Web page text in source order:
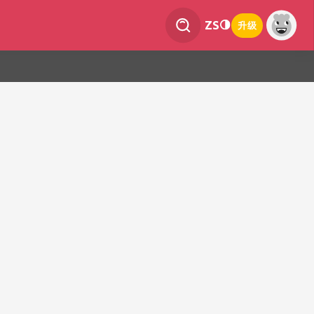
ZS 升级